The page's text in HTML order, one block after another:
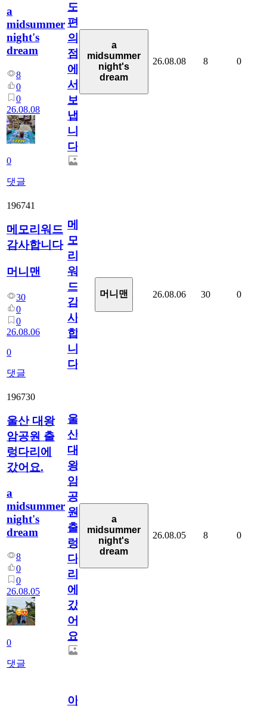
a
midsummer
night's
dream
8
0
0
26.08.08
0
댓글
도
편
의
점
에
서
보
냅
니
다.
a
midsummer
night's
dream
26.08.08 8 0
196741
메모리워드
감사합니다
머니맨
30
0
0
26.08.06
0
댓글
메
모
리
워
드
감
사
합
니
다
머니맨 26.08.06 30 0
196730
울산 대왕
암공원 출
렁다리에
갔어요.
a
midsummer
night's
dream
8
0
0
26.08.05
0
댓글
울
산
대
왕
암
공
원
출
렁
다
리
에
갔
어
요.
a
midsummer
night's
dream
26.08.05 8 0
아.